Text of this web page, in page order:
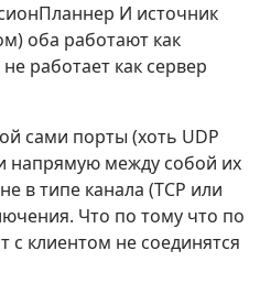
И источник
оба работают как
работает как сервер
сами порты (хоть UDP
напрямую между собой их
в типе канала (TCP или
Что по тому что по
с клиентом не соединятся